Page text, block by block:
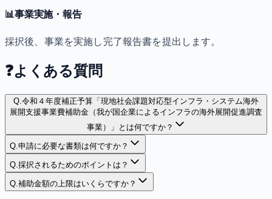
📊事業実施・報告
採択後、事業を実施し完了報告書を提出します。
❓よくある質問
Q.令和４年度補正予算「現地社会課題対応型インフラ・システム海外
展開支援事業費補助金（我が国企業によるインフラの海外展開促進調査
事業）」とは何ですか？
Q.申請に必要な書類は何ですか？
Q.採択されるためのポイントは？
Q.補助金額の上限はいくらですか？